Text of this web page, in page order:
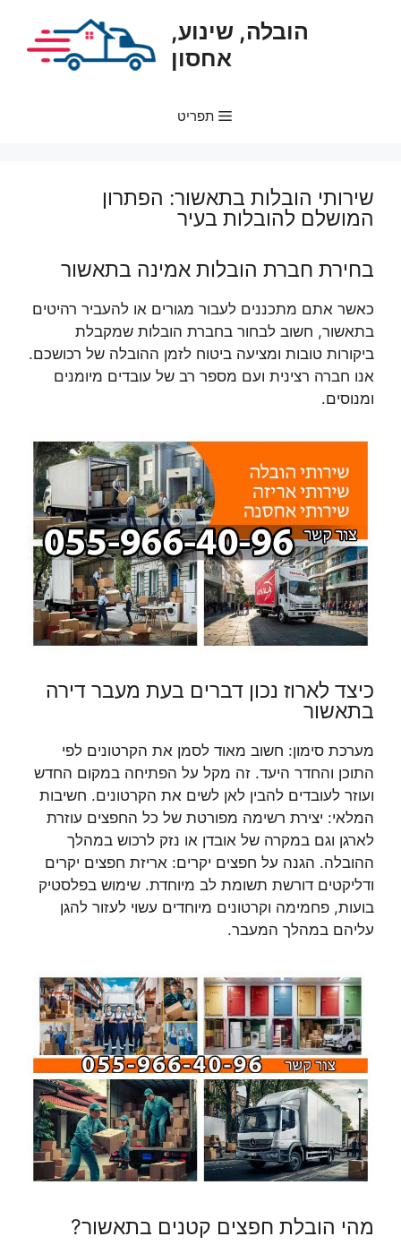
הובלה, שינוע,
אחסון
תפריט
שירותי הובלות בתאשור: הפתרון
המושלם להובלות בעיר
בחירת חברת הובלות אמינה בתאשור
כאשר אתם מתכננים לעבור מגורים או להעביר רהיטים
בתאשור, חשוב לבחור בחברת הובלות שמקבלת
ביקורות טובות ומציעה ביטוח לזמן ההובלה של רכושכם.
אנו חברה רצינית ועם מספר רב של עובדים מיומנים
ומנוסים.
כיצד לארוז נכון דברים בעת מעבר דירה
בתאשור
מערכת סימון: חשוב מאוד לסמן את הקרטונים לפי
התוכן והחדר היעד. זה מקל על הפתיחה במקום החדש
ועוזר לעובדים להבין לאן לשים את הקרטונים. חשיבות
המלאי: יצירת רשימה מפורטת של כל החפצים עוזרת
לארגן וגם במקרה של אובדן או נזק לרכוש במהלך
ההובלה. הגנה על חפצים יקרים: אריזת חפצים יקרים
ודליקטים דורשת תשומת לב מיוחדת. שימוש בפלסטיק
בועות, פחמימה וקרטונים מיוחדים עשוי לעזור להגן
עליהם במהלך המעבר.
מהי הובלת חפצים קטנים בתאשור?